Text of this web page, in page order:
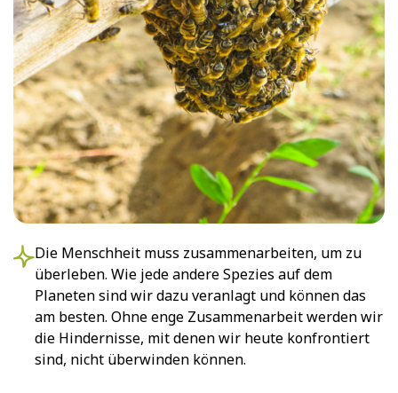
Die Menschheit muss zusammenarbeiten, um zu
überleben. Wie jede andere Spezies auf dem
Planeten sind wir dazu veranlagt und können das
am besten. Ohne enge Zusammenarbeit werden wir
die Hindernisse, mit denen wir heute konfrontiert
sind, nicht überwinden können.